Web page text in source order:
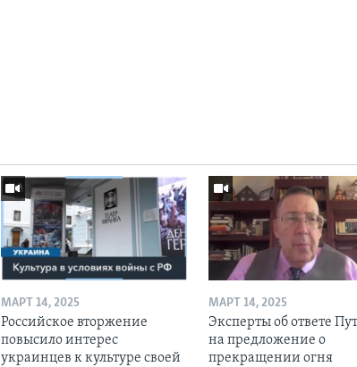
МАРТ 14, 2025
Российское вторжение
повысило интерес
украинцев к культуре своей
МАРТ 14, 2025
Эксперты об ответе
на предложение о
прекращении огня